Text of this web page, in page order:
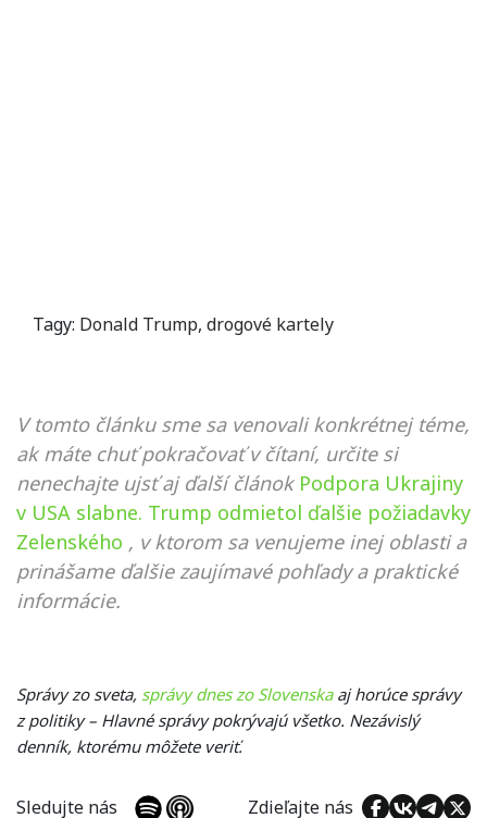
Tagy: Donald Trump, drogové kartely
V tomto článku sme sa venovali konkrétnej téme,
ak máte chuť pokračovať v čítaní, určite si
nenechajte ujsť aj ďalší článok Podpora Ukrajiny
v USA slabne. Trump odmietol ďalšie požiadavky
Zelenského , v ktorom sa venujeme inej oblasti a
prinášame ďalšie zaujímavé pohľady a praktické
informácie.
Správy zo sveta, správy dnes zo Slovenskaaj horúce správy
z politiky – Hlavné správy pokrývajú všetko. Nezávislý
denník, ktorému môžete veriť.
Sledujte nás Zdieľajte nás